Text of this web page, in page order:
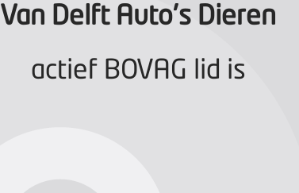
Van Delft Auto's Dieren
actief BOVAG lid is